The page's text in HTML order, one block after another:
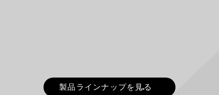
製品ラインナップを見る